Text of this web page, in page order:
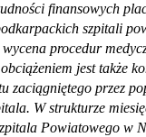
finansowych
szpitali
wycena procedur
jest także
zaciągniętego przez
W strukturze
Powiatowego w